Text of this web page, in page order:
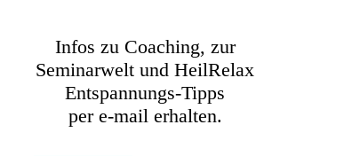
Infos zu Coaching, zur
Seminarwelt und HeilRelax
Entspannungs-Tipps
per e-mail erhalten.